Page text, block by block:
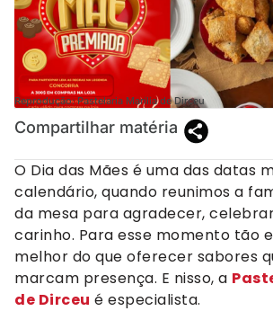
Reprodução: Pastelaria Marília de Dirceu
Compartilhar matéria
O Dia das Mães é uma das datas
calendário, quando reunimos a
da mesa para agradecer,
carinho. Para esse momento tão
melhor do que oferecer sabores
marcam presença. E nisso, a
de Dirceu é especialista.